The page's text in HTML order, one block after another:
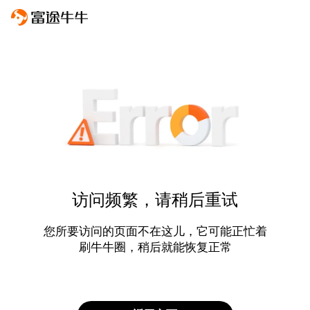
访问频繁，请稍后重试
您所要访问的页面不在这儿，它可能正忙着
刷牛牛圈，稍后就能恢复正常